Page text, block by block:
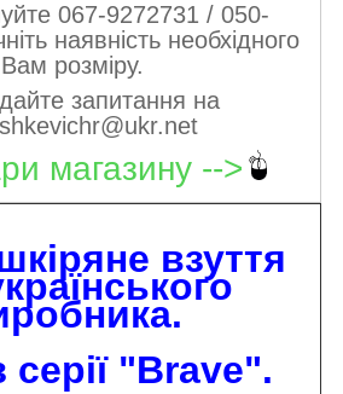
067-9272731 / 050-
наявність необхідного
Вам розміру.
запитання на
магазину -->
взуття
серії "Brave".